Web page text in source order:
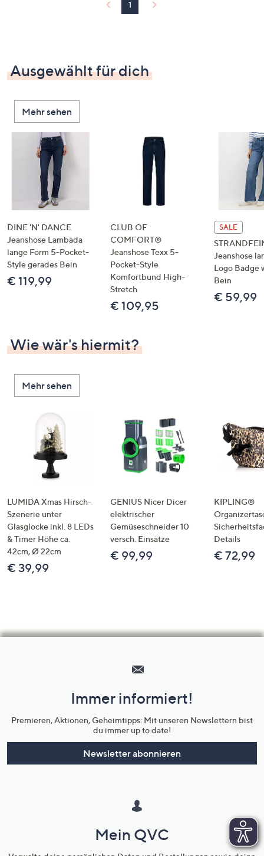
1
Ausgewählt für dich
Mehr sehen
DINE 'N' DANCE
Jeanshose Lambada
lange Form 5-Pocket-
Style gerades Bein
€ 119,99
CLUB OF
COMFORT®
Jeanshose Texx 5-
Pocket-Style
Komfortbund High-
Stretch
€ 109,95
SALE
Jeanshose
Logo Badge
Bein
€ 59,99
Wie wär's hiermit?
Mehr sehen
LUMIDA Xmas Hirsch-
Szenerie unter
Glasglocke inkl. 8 LEDs
& Timer Höhe ca.
42cm, Ø 22cm
€ 39,99
GENIUS Nicer Dicer
elektrischer
Gemüseschneider 10
versch. Einsätze
€ 99,99
KIPLING®
Details
€ 72,99
Unternehmensinformationen
Immer informiert!
Premieren, Aktionen, Geheimtipps: Mit unseren Newslettern bist
du immer up to date!
Newsletter abonnieren
Mein QVC